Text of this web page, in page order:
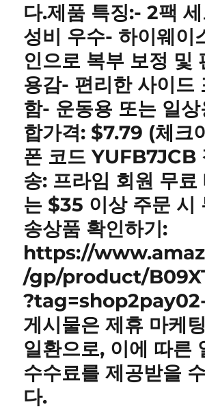
다.제품 특징:- 2팩
성비 우수- 하이웨이
인으로 복부 보정 및
용감- 편리한 사이드
함- 운동용 또는 일상
합가격: $7.79 (체크
폰 코드 YUFB7JCB
송: 프라임 회원 무료
는 $35 이상 주문 시
송상품 확인하기:
https://
/gp/product/
게시물은 제휴 마케
일환으로, 이에 따른
수수료를 제공받을
다.